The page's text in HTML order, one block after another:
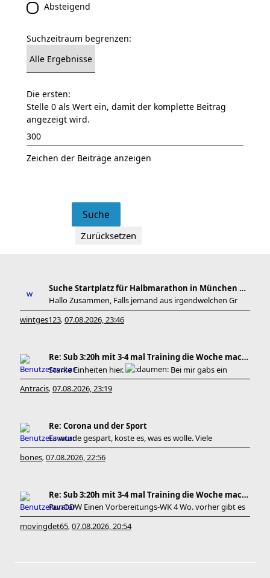
Absteigend
Suchzeitraum begrenzen:
Die ersten:
Stelle 0 als Wert ein, damit der komplette Beitrag
angezeigt wird.
Zeichen der Beiträge anzeigen
Suche Startplatz für Halbmarathon in München am 11
Hallo Zusammen, Falls jemand aus irgendwelchen Gr
wintges123, 07.08.2026, 23:46
Re: Sub 3:20h mit 3-4 mal Training die Woche machb
Starke Einheiten hier.
Bei mir gabs ein
Antracis, 07.08.2026, 23:19
Re: Corona und der Sport
Es wurde gespart, koste es, was es wolle. Viele
bones, 07.08.2026, 22:56
Re: Sub 3:20h mit 3-4 mal Training die Woche machb
RunODW Einen Vorbereitungs-WK 4 Wo. vorher gibt es
movingdet65, 07.08.2026, 20:54